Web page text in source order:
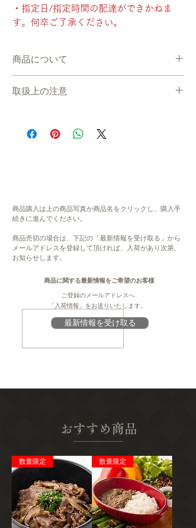
・指定日/指定時間の配達ができかねま
す。何卒ご了承ください。
商品について
す。
けします。
内容
特性ナイフ×1
原材料
牡蠣
発送種別
佐賀県藤津郡太良町大字大浦丙977-1
取扱上の注意
システムの都合上、在庫数更新が間に合わ
ず、ご注文いただいた後に商品が欠品・在庫
い。大変ご不便をお掛けいたしますが、何卒
ご理解・ご協力賜りますよう、よろしくお願
注意
作成・掲載をしています。提供元の規格変更
などに伴い、本サイト掲載の情報から予告な
く変更となる場合がございます。商品に関す
る義務表示事項（原材料、栄養成分、アレル
ギー情報、添加物など）については、商品到
商品購入は上の商品写真か商品名をクリックし、購入手
続きに進んでください。
商品売切の場合は、下記の「最新情報を受け取る」から
メールアドレスを登録して頂ければ、入荷があり次第、
お知らせします。
最新情報を受け取る
商品に関する最新情報をご希望のお客様
ご登録のメールアドレスへ
「入荷情報」をお送りいたします。
おすすめ商品
数量限定 数量限定